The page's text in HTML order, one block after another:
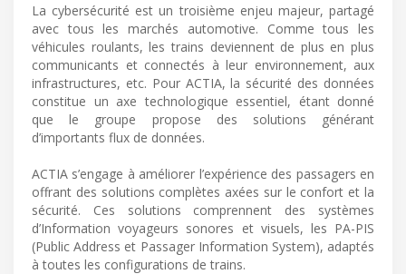
La cybersécurité est un troisième enjeu majeur, partagé
avec tous les marchés automotive. Comme tous les
véhicules roulants, les trains deviennent de plus en plus
communicants et connectés à leur environnement, aux
infrastructures, etc. Pour ACTIA, la sécurité des données
constitue un axe technologique essentiel, étant donné
que le groupe propose des solutions générant
d’importants flux de données.
ACTIA s’engage à améliorer l’expérience des passagers en
offrant des solutions complètes axées sur le confort et la
sécurité. Ces solutions comprennent des systèmes
d’Information voyageurs sonores et visuels, les PA-PIS
(Public Address et Passager Information System), adaptés
à toutes les configurations de trains.